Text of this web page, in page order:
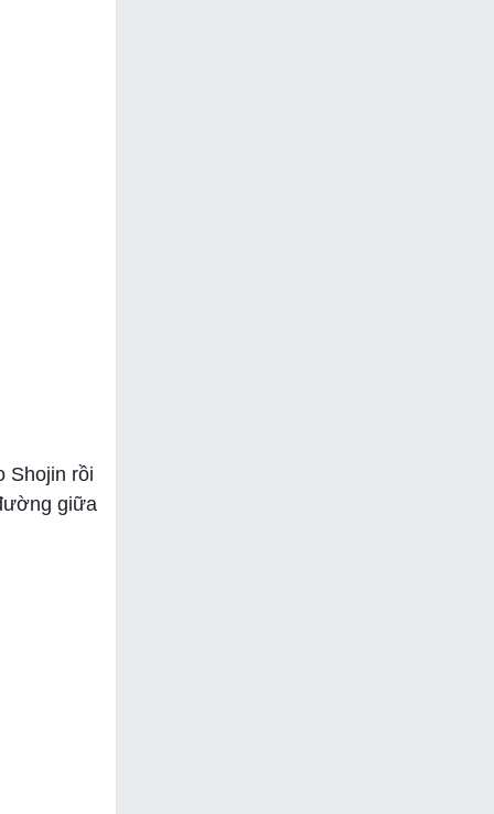
Shojin rồi
giữa